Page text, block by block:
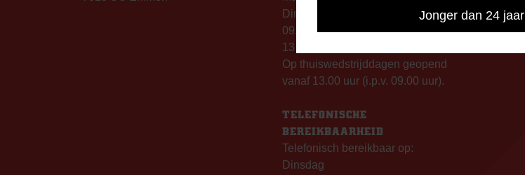
Jonger dan 24 jaar
Dinsdag t/m vrijdag:
09.00 – 12.15 uur
13.00 – 17.00 uur
Op thuiswedstrijddagen geopend
vanaf 13.00 uur (i.p.v. 09.00 uur).
TELEFONISCHE
BEREIKBAARHEID
Telefonisch bereikbaar op:
Dinsdag